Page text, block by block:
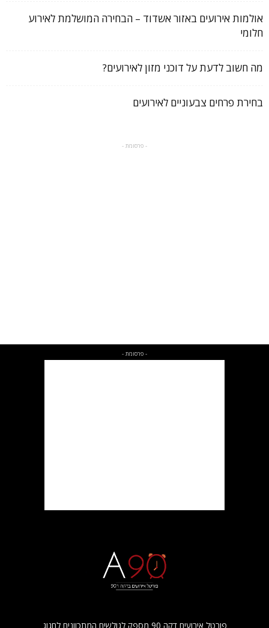
אולמות אירועים באזור אשדוד – הבחירה המושלמת לאירוע
חלומי
מה חשוב לדעת על דוכני מזון לאירועים?
בחירת פרחים צבעוניים לאירועים
- פרסומת -
- פרסומת -
פורטל אירועים דקה 90 מספק לגולשים המתכוונים לחגוג